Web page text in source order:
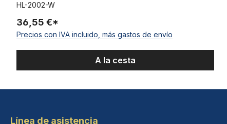
HL-2002-W
36,55 €*
Precios con IVA incluido, más gastos de envío
A la cesta
Línea de asistencia